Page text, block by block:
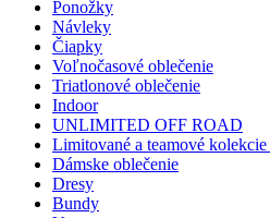
Ponožky
Návleky
Čiapky
Voľnočasové oblečenie
Triatlonové oblečenie
Indoor
UNLIMITED OFF ROAD
Limitované a teamové
Dámske oblečenie
Dresy
Bundy